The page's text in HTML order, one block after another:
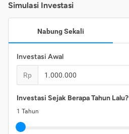
Simulasi Investasi
Nabung Sekali
Investasi Awal
Rp
Investasi Sejak Berapa Tahun Lalu?
1 Tahun